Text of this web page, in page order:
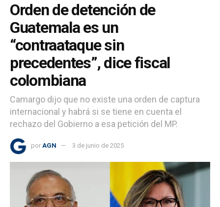
Orden de detención de
Guatemala es un
“contraataque sin
precedentes”, dice fiscal
colombiana
Camargo dijo que no existe una orden de captura
internacional y habrá si se tiene en cuenta el
rechazo del Gobierno a esa petición del MP.
por AGN 3 de junio de 2025